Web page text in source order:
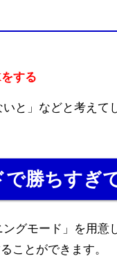
する
と」などと考えて
勝ちすぎ
グモード」を用意
ことができます。